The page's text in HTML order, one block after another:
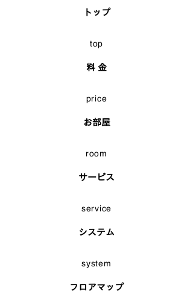
トップ
top
料 金
price
お部屋
room
サービス
service
システム
system
フロアマップ